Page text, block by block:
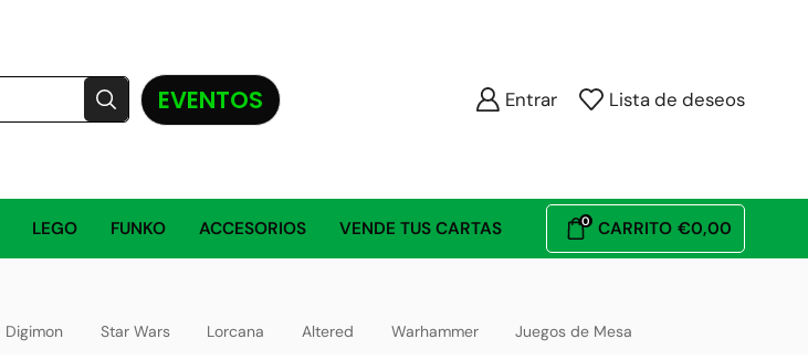
EVENTOS Entrar Lista de deseos
LEGO FUNKO ACCESORIOS VENDE TUS CARTAS 0 CARRITO €0,00
Digimon Star Wars Lorcana Altered Warhammer Juegos de Mesa